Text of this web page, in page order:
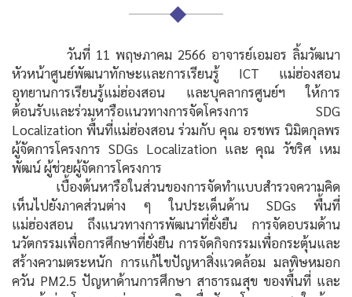
วันที่ 11 พฤษภาคม 2566 อาจารย์เอมอร ลิ้มวัฒนา
หัวหน้าศูนย์พัฒนาทักษะและการเรียนรู้ ICT แม่ฮ่องสอน
อุทยานการเรียนรู้แม่ฮ่องสอน และบุคลากรศูนย์ฯ ให้การ
ต้อนรับและร่วมหารือแนวทางการจัดโครงการ SDG
Localization พื้นที่แม่ฮ่องสอน ร่วมกับ คุณ อรชพร นิมิตกุลพร
ผู้จัดการโครงการ SDGs Localization และ คุณ วัชริศ เหม
พัฒน์ ผู้ช่วยผู้จัดการโครงการ
เบื้องต้นหารือในส่วนของการจัดทำแบบสำรวจความคิด
เห็นไปยังภาคส่วนต่าง ๆ ในประเด็นด้าน SDGs พื้นที่
แม่ฮ่องสอน ถึงแนวทางการพัฒนาที่ยั่งยืน การจัดอบรมด้าน
นวัตกรรมเพื่อการศึกษาที่ยั่งยืน การจัดกิจกรรมเพื่อกระตุ้นและ
สร้างความตระหนัก การแก้ไขปัญหาสิ่งแวดล้อม มลพิษหมอก
ควัน PM2.5 ปัญหาด้านการศึกษา สาธารณสุข ของพื้นที่ และ